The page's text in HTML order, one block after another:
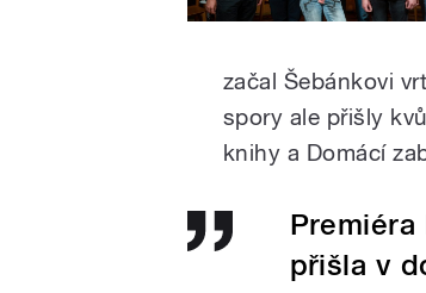
začal Šebánkovi
spory ale přišly
knihy a Domácí
přišla v